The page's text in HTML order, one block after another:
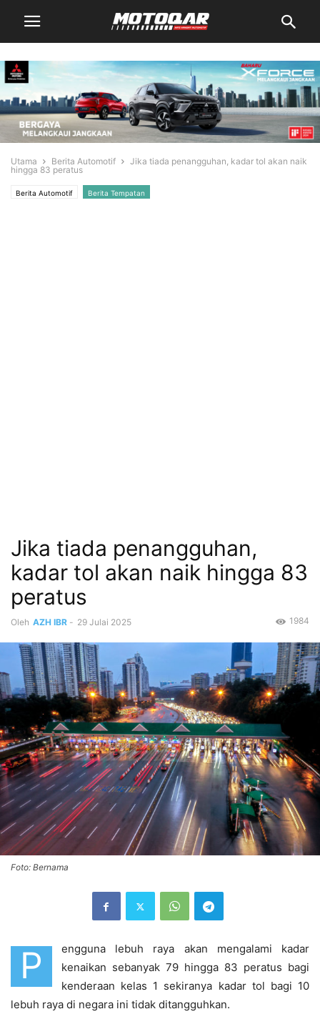
Utama Berita Automotif
Jika tiada penangguhan, kadar tol akan naik
hingga 83 peratus
Berita Automotif Berita Tempatan
Jika tiada penangguhan,
kadar tol akan naik hingga 83
peratus
Oleh AZH IBR - 29 Julai 2025 1984
Foto: Bernama
P
engguna lebuh raya akan mengalami kadar
kenaikan sebanyak 79 hingga 83 peratus bagi
kenderaan kelas 1 sekiranya kadar tol bagi 10
lebuh raya di negara ini tidak ditangguhkan.